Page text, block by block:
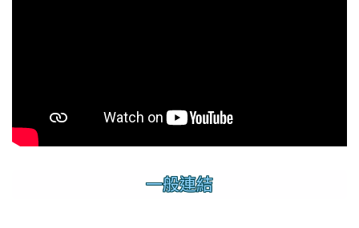
一般連結